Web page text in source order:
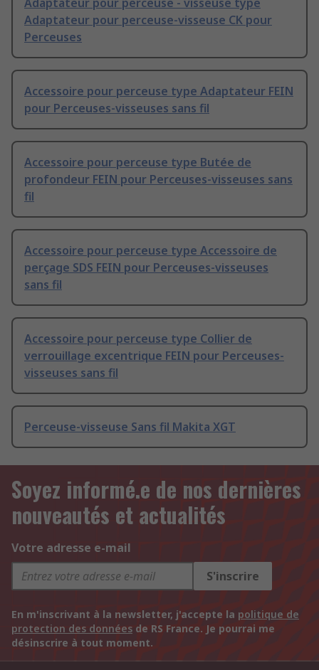
Adaptateur pour perceuse - visseuse type
Adaptateur pour perceuse-visseuse CK pour
Perceuses
Accessoire pour perceuse type Adaptateur FEIN
pour Perceuses-visseuses sans fil
Accessoire pour perceuse type Butée de
profondeur FEIN pour Perceuses-visseuses sans
fil
Accessoire pour perceuse type Accessoire de
perçage SDS FEIN pour Perceuses-visseuses
sans fil
Accessoire pour perceuse type Collier de
verrouillage excentrique FEIN pour Perceuses-
visseuses sans fil
Perceuse-visseuse Sans fil Makita XGT
Soyez informé.e de nos dernières
nouveautés et actualités
Votre adresse e-mail
S'inscrire
En m'inscrivant à la newsletter, j'accepte la politique de
protection des données de RS France. Je pourrai me
désinscrire à tout moment.